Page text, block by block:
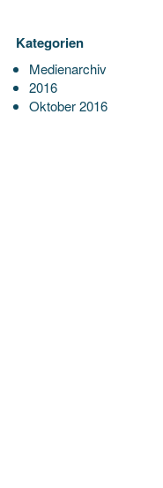
Kategorien
Medienarchiv
2016
Oktober 2016